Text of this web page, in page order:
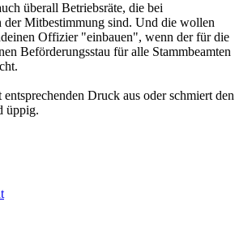
überall Betriebsräte, die bei
der Mitbestimmung sind. Und die wollen
Offizier "einbauen", wenn der für die
Beförderungsstau für alle Stammbeamten
entsprechenden Druck aus oder schmiert den
üppig.